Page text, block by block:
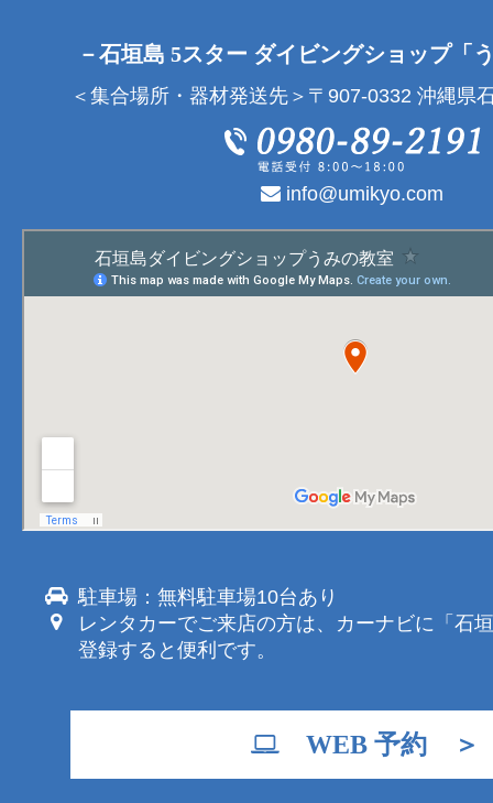
－石垣島 5スター ダイビングショップ「
＜集合場所・器材発送先＞〒907-0332 沖縄県
info@umikyo.com
駐車場：無料駐車場10台あり
レンタカーでご来店の方は、カーナビに「石
登録すると便利です。
WEB 予約 ＞